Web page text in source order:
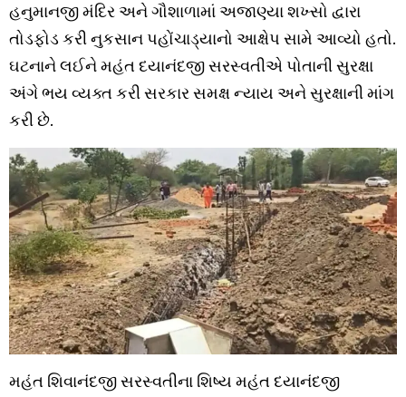
હનુમાનજી મંદિર અને ગૌશાળામાં અજાણ્યા શખ્સો દ્વારા
તોડફોડ કરી નુકસાન પહોંચાડ્યાનો આક્ષેપ સામે આવ્યો હતો.
ઘટનાને લઈને મહંત દયાનંદજી સરસ્વતીએ પોતાની સુરક્ષા
અંગે ભય વ્યક્ત કરી સરકાર સમક્ષ ન્યાય અને સુરક્ષાની માંગ
કરી છે.
મહંત શિવાનંદજી સરસ્વતીના શિષ્ય મહંત દયાનંદજી